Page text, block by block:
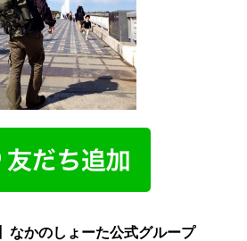
なかのしょーた公式グループ